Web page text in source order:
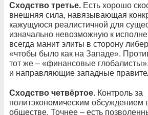
Сходство третье. Есть хорошо
внешняя сила, навязывающая
кажущуюся реалистичной для
изначально невозможную к
всегда манит элиты в сторону
«чтобы было как на Западе».
тот же – «финансовые
и направляющие западные
Сходство четвёртое. Контроль за
политэкономическим обсуждением
обществе. Точнее – есть